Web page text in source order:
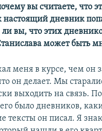
вы считаете, что
настоящий дневник
ли вы, что этих
может быть
меня в курсе, чем он
он делает. Мы
выходить на связь.
было дневников,
тексты он писал. Я